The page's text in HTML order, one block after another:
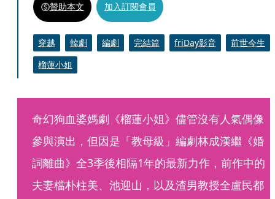
贊助本文 加入訂閱會員
穿越 韓劇 編劇 完結篇 friDay影音
前世今生
榴蓮小姐
奇幻狗血婆媽劇《榴蓮小姐》儘管沒有人氣偶像
參與演出，但因是「教母級」編劇林成漢繼《婚
詞離曲》全3季後相隔1年的最新力作，前作中的
夫妻檔朴柱美、池迎山，以及渣男教授全盧民都